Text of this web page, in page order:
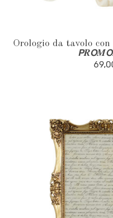
Orologio da tavolo